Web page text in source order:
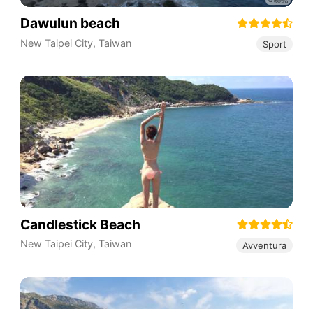
Dawulun beach
New Taipei City, Taiwan Sport
Candlestick Beach
New Taipei City, Taiwan Avventura